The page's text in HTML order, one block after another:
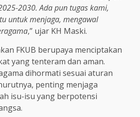
2030. Ada pun tugas kami,
untuk menjaga, mengawal
,” ujar KH Maski.
FKUB berupaya menciptakan
yang tenteram dan aman.
dihormati sesuai aturan
penting menjaga
isu-isu yang berpotensi